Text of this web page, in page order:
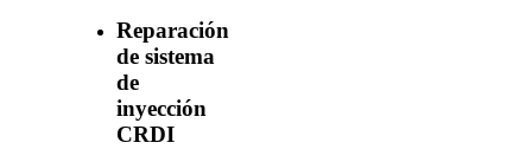
Reparación
de sistema
de
inyección
CRDI